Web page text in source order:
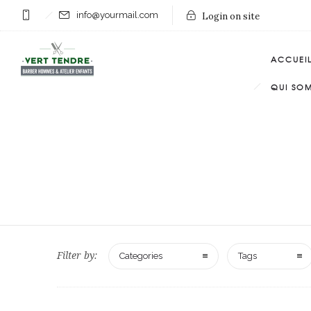
info@yourmail.com Login on site
QUI
Filter by: Categories Tags